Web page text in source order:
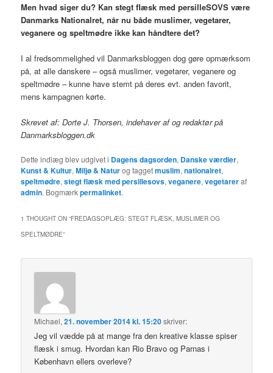
Men hvad siger du? Kan stegt flæsk med persilleSOVS være
Danmarks Nationalret, når nu både muslimer, vegetarer,
veganere og speltmødre ikke kan håndtere det?
I al fredsommelighed vil Danmarksbloggen dog gøre opmærksom
på, at alle danskere – også muslimer, vegetarer, veganere og
speltmødre – kunne have stemt på deres evt. anden favorit,
mens kampagnen kørte.
Skrevet af: Dorte J. Thorsen, indehaver af og redaktør på
Danmarksbloggen.dk
Dette indlæg blev udgivet i Dagens dagsorden, Danske værdier,
Kunst & Kultur,Miljø & Naturog taggetmuslim,nationalret,
speltmødre,stegt flæsk med persillesovs,veganere,vegetareraf
admin. Bogmærkpermalinket.
1 THOUGHT ON “FREDAGSOPLÆG: STEGT FLÆSK, MUSLIMER OG
SPELTMØDRE”
Michael,21. november 2014 kl. 15:20skriver:
Jeg vil vædde på at mange fra den kreative klasse spiser
flæsk i smug. Hvordan kan Rio Bravo og Parnas i
København ellers overleve?